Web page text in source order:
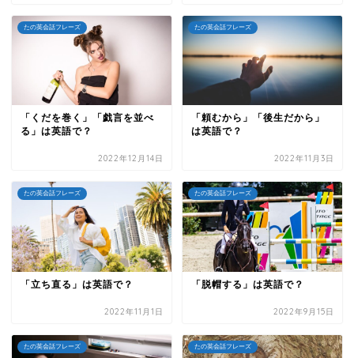
たの英会話フレーズ
「くだを巻く」「戯言を並べ
る」は英語で？
2022年12月14日
たの英会話フレーズ
「頼むから」「後生だから」
は英語で？
2022年11月3日
たの英会話フレーズ
「立ち直る」は英語で？
2022年11月1日
たの英会話フレーズ
「脱帽する」は英語で？
2022年9月15日
たの英会話フレーズ たの英会話フレーズ